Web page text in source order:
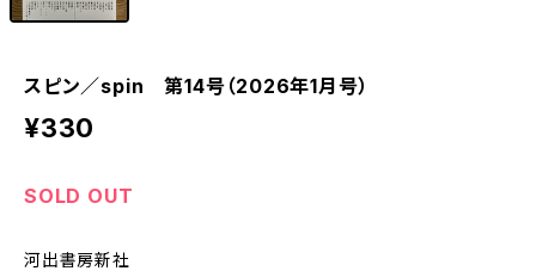
スピン／spin 第14号（2026年1月号）
¥330
SOLD OUT
河出書房新社